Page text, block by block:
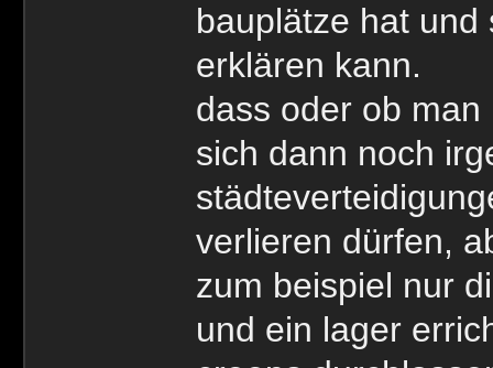
bauplätze hat
erklären kann.
dass oder ob
sich dann noch
verlieren dürfen,
zum beispiel nur
und ein lager